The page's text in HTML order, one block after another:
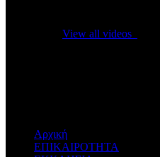
View all videos
Αρχική
ΕΠΙΚΑΙΡΟΤΗΤΑ